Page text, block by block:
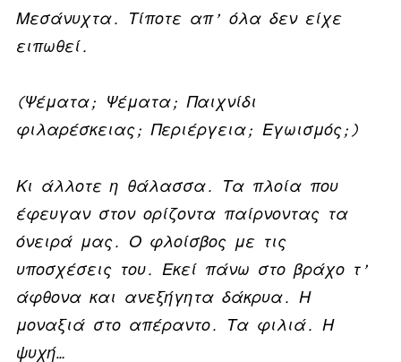
Μεσάνυχτα. Τίποτε απ’ όλα δεν είχε
ειπωθεί.
(Ψέματα; Ψέματα; Παιχνίδι
φιλαρέσκειας; Περιέργεια; Εγωισμός;)
Κι άλλοτε η θάλασσα. Τα πλοία που
έφευγαν στον ορίζοντα παίρνοντας τα
όνειρά μας. Ο φλοίσβος με τις
υποσχέσεις του. Εκεί πάνω στο βράχο τ’
άφθονα και ανεξήγητα δάκρυα. Η
μοναξιά στο απέραντο. Τα φιλιά. Η
ψυχή…